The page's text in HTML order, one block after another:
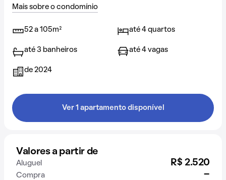
Mais sobre o condomínio
52 a 105m² até 4 quartos
até 3 banheiros até 4 vagas
de 2024
Ver 1 apartamento disponível
Valores a partir de
Aluguel R$ 2.520
Compra -